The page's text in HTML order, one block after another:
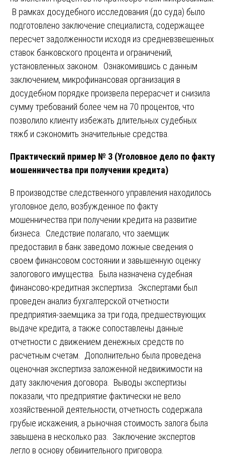
В рамках досудебного исследования (до суда) было
подготовлено заключение специалиста, содержащее
пересчет задолженности исходя из средневзвешенных
ставок банковского процента и ограничений,
установленных законом. Ознакомившись с данным
заключением, микрофинансовая организация в
досудебном порядке произвела перерасчет и снизила
сумму требований более чем на 70 процентов, что
позволило клиенту избежать длительных судебных
тяжб и сэкономить значительные средства.
Практический пример № 3 (Уголовное дело по факту
мошенничества при получении кредита)
В производстве следственного управления находилось
уголовное дело, возбужденное по факту
мошенничества при получении кредита на развитие
бизнеса. Следствие полагало, что заемщик
предоставил в банк заведомо ложные сведения о
своем финансовом состоянии и завышенную оценку
залогового имущества. Была назначена судебная
финансово-кредитная экспертиза. Экспертами был
проведен анализ бухгалтерской отчетности
предприятия-заемщика за три года, предшествующих
выдаче кредита, а также сопоставлены данные
отчетности с движением денежных средств по
расчетным счетам. Дополнительно была проведена
оценочная экспертиза заложенной недвижимости на
дату заключения договора. Выводы экспертизы
показали, что предприятие фактически не вело
хозяйственной деятельности, отчетность содержала
грубые искажения, а рыночная стоимость залога была
завышена в несколько раз. Заключение экспертов
легло в основу обвинительного приговора.